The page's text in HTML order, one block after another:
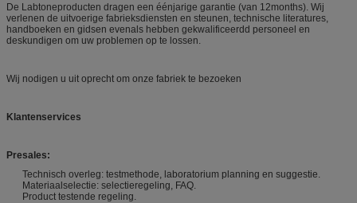
De Labtoneproducten dragen een éénjarige garantie (van 12months). Wij
verlenen de uitvoerige fabrieksdiensten en steunen, technische literatures,
handboeken en gidsen evenals hebben gekwalificeerdd personeel en
deskundigen om uw problemen op te lossen.
Wij nodigen u uit oprecht om onze fabriek te bezoeken
Klantenservices
Presales:
Technisch overleg: testmethode, laboratorium planning en suggestie.
Materiaalselectie: selectieregeling, FAQ.
Product testende regeling.